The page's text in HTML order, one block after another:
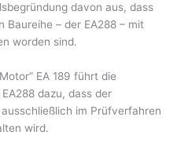
davon aus, dass
Baureihe – der EA288 – mit
worden sind.
EA 189 führt die
dazu, dass der
im Prüfverfahren
wird.